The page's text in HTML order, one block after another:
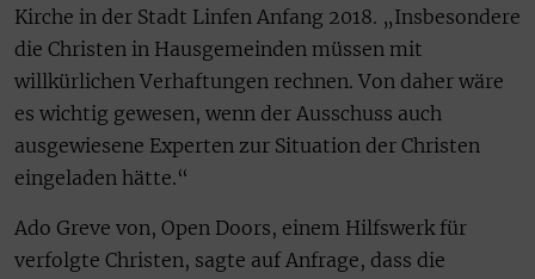
Kirche in der Stadt Linfen Anfang 2018. „Insbesondere
die Christen in Hausgemeinden müssen mit
willkürlichen Verhaftungen rechnen. Von daher wäre
es wichtig gewesen, wenn der Ausschuss auch
ausgewiesene Experten zur Situation der Christen
eingeladen hätte.“
Ado Greve von, Open Doors, einem Hilfswerk für
verfolgte Christen, sagte auf Anfrage, dass die